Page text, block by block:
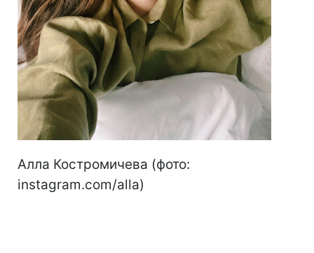
Алла Костромичева (фото:
instagram.com/alla)